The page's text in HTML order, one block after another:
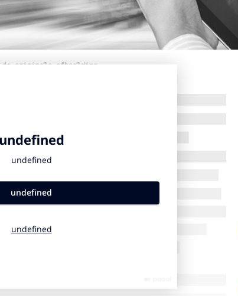
de originele afbeelding